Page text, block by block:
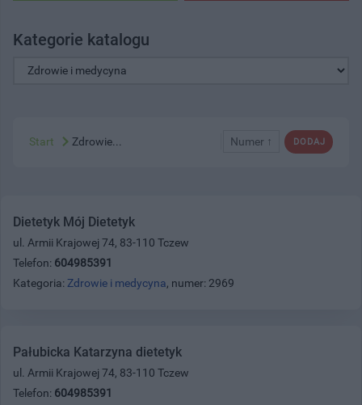
Kategorie katalogu
DODAJ
Numer ↑
Start Zdrowie...
Dietetyk Mój Dietetyk
ul. Armii Krajowej 74, 83-110 Tczew
Telefon: 604985391
Kategoria: Zdrowie i medycyna, numer: 2969
Pałubicka Katarzyna dietetyk
ul. Armii Krajowej 74, 83-110 Tczew
Telefon: 604985391